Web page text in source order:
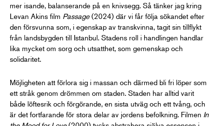
mer isande, balanserande på en knivsegg. Så tänker jag kring
Levan Akins film Passage(2024) där vi får följa sökandet efter
den försvunna som, i egenskap av transkvinna, tagit sin tillflykt
från landsbygden till Istanbul. Stadens roll i handlingen handlar
lika mycket om sorg och utsatthet, som gemenskap och
solidaritet.
Möjligheten att förlora sig i massan och därmed bli fri löper som
ett stråk genom drömmen om staden. Staden har alltid varit
både löftesrik och förgörande, en sista utväg och ett tvång, och
är det fortfarande för stora delar av jordens befolkning. Filmen In